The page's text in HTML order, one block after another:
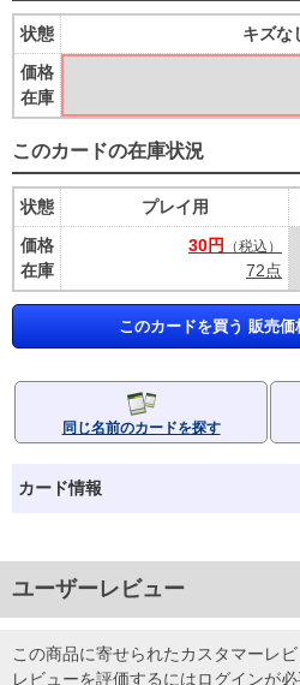
状態
価格
在庫
キズな
このカードの在庫状況
状態
価格
在庫
プレイ用
30円
（税込）
72点
このカードを買う 販売
同じ名前のカードを探す
カード情報
ユーザーレビュー
この商品に寄せられたカスタマーレビ
レビューを評価するにはログインが必